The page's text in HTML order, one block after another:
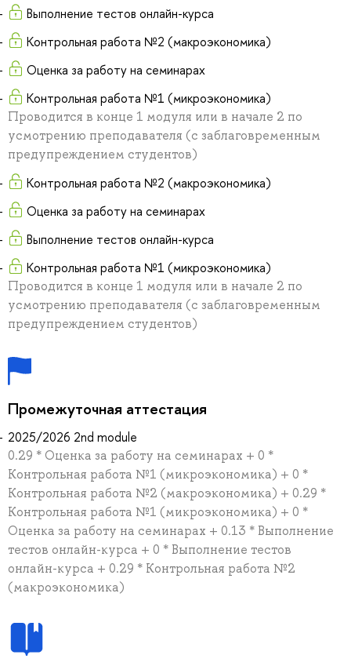
Выполнение тестов онлайн-курса
Контрольная работа №2 (макроэкономика)
Оценка за работу на семинарах
Контрольная работа №1 (микроэкономика)
Проводится в конце 1 модуля или в начале 2 по
усмотрению преподавателя (с заблаговременным
предупреждением студентов)
Контрольная работа №2 (макроэкономика)
Оценка за работу на семинарах
Выполнение тестов онлайн-курса
Контрольная работа №1 (микроэкономика)
Проводится в конце 1 модуля или в начале 2 по
усмотрению преподавателя (с заблаговременным
предупреждением студентов)
Промежуточная аттестация
2025/2026 2nd module
0.29 * Оценка за работу на семинарах + 0 *
Контрольная работа №1 (микроэкономика) + 0 *
Контрольная работа №2 (макроэкономика) + 0.29 *
Контрольная работа №1 (микроэкономика) + 0 *
Оценка за работу на семинарах + 0.13 * Выполнение
тестов онлайн-курса + 0 * Выполнение тестов
онлайн-курса + 0.29 * Контрольная работа №2
(макроэкономика)